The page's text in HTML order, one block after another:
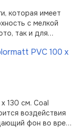
которая имеет
с мелкой
так и для
Размер -
PVC 100 x
130 см. Coal
воздействия
фон во время